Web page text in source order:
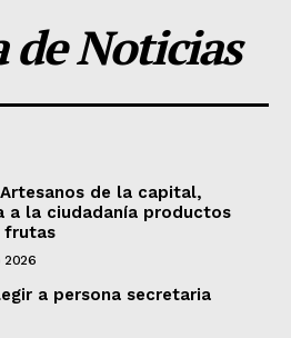
de Noticias
de la capital,
a la ciudadanía productos
frutas
2026
a persona secretaria